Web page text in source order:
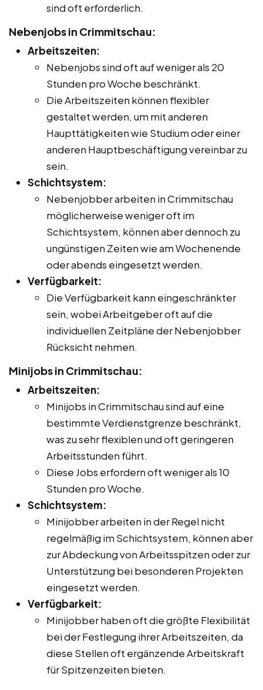
sind oft erforderlich.
Nebenjobs in Crimmitschau:
Arbeitszeiten:
Nebenjobs sind oft auf weniger als 20
Stunden pro Woche beschränkt.
Die Arbeitszeiten können flexibler
gestaltet werden, um mit anderen
Haupttätigkeiten wie Studium oder einer
anderen Hauptbeschäftigung vereinbar zu
sein.
Schichtsystem:
Nebenjobber arbeiten in Crimmitschau
möglicherweise weniger oft im
Schichtsystem, können aber dennoch zu
ungünstigen Zeiten wie am Wochenende
oder abends eingesetzt werden.
Verfügbarkeit:
Die Verfügbarkeit kann eingeschränkter
sein, wobei Arbeitgeber oft auf die
individuellen Zeitpläne der Nebenjobber
Rücksicht nehmen.
Minijobs in Crimmitschau:
Arbeitszeiten:
Minijobs in Crimmitschau sind auf eine
bestimmte Verdienstgrenze beschränkt,
was zu sehr flexiblen und oft geringeren
Arbeitsstunden führt.
Diese Jobs erfordern oft weniger als 10
Stunden pro Woche.
Schichtsystem:
Minijobber arbeiten in der Regel nicht
regelmäßig im Schichtsystem, können aber
zur Abdeckung von Arbeitsspitzen oder zur
Unterstützung bei besonderen Projekten
eingesetzt werden.
Verfügbarkeit:
Minijobber haben oft die größte Flexibilität
bei der Festlegung ihrer Arbeitszeiten, da
diese Stellen oft ergänzende Arbeitskraft
für Spitzenzeiten bieten.